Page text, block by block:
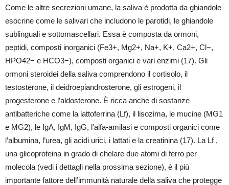
Come le altre secrezioni umane, la saliva è prodotta da ghiandole
esocrine come le salivari che includono le parotidi, le ghiandole
sublinguali e sottomascellari. Essa è composta da ormoni,
peptidi, composti inorganici (Fe3+, Mg2+, Na+, K+, Ca2+, Cl−,
HPO42− e HCO3−), composti organici e vari enzimi (17). Gli
ormoni steroidei della saliva comprendono il cortisolo, il
testosterone, il deidroepiandrosterone, gli estrogeni, il
progesterone e l’aldosterone. È ricca anche di sostanze
antibatteriche come la lattoferrina (Lf), il lisozima, le mucine (MG1
e MG2), le IgA, IgM, IgG, l’alfa-amilasi e composti organici come
l’albumina, l’urea, gli acidi urici, i lattati e la creatinina (17). La Lf ,
una glicoproteina in grado di chelare due atomi di ferro per
molecola (vedi i dettagli nella prossima sezione), è il più
importante fattore dell’immunità naturale della saliva che protegge